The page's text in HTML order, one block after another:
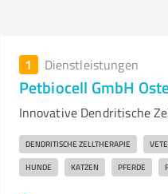
1 Dienstleistungen
Petbiocell GmbH
Innovative Dendritische
DENDRITISCHE ZELLTHERAPIE
HUNDE KATZEN PFERDE